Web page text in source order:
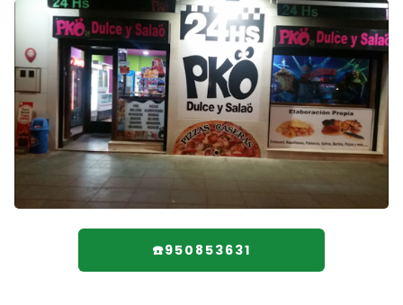
☎️950853631